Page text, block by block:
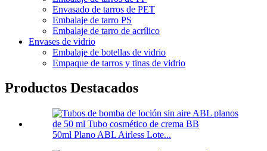
Envasado de tarros de PET
Embalaje de tarro PS
Embalaje de tarro de acrílico
Envases de vidrio
Embalaje de botellas de vidrio
Empaque de tarros y tinas de vidrio
Productos Destacados
50ml Plano ABL Airless Lote...